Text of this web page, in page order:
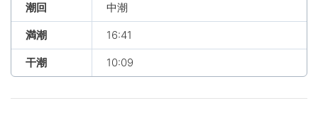
潮回 中潮
満潮 16:41
干潮 10:09